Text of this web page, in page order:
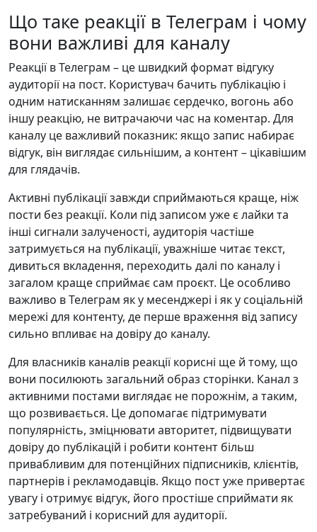
Що таке реакції в Телеграм і чому
вони важливі для каналу
Реакції в Телеграм – це швидкий формат відгуку
аудиторії на пост. Користувач бачить публікацію і
одним натисканням залишає сердечко, вогонь або
іншу реакцію, не витрачаючи час на коментар. Для
каналу це важливий показник: якщо запис набирає
відгук, він виглядає сильнішим, а контент – цікавішим
для глядачів.
Активні публікації завжди сприймаються краще, ніж
пости без реакції. Коли під записом уже є лайки та
інші сигнали залученості, аудиторія частіше
затримується на публікації, уважніше читає текст,
дивиться вкладення, переходить далі по каналу і
загалом краще сприймає сам проєкт. Це особливо
важливо в Телеграм як у месенджері і як у соціальній
мережі для контенту, де перше враження від запису
сильно впливає на довіру до каналу.
Для власників каналів реакції корисні ще й тому, що
вони посилюють загальний образ сторінки. Канал з
активними постами виглядає не порожнім, а таким,
що розвивається. Це допомагає підтримувати
популярність, зміцнювати авторитет, підвищувати
довіру до публікацій і робити контент більш
привабливим для потенційних підписників, клієнтів,
партнерів і рекламодавців. Якщо пост уже привертає
увагу і отримує відгук, його простіше сприймати як
затребуваний і корисний для аудиторії.